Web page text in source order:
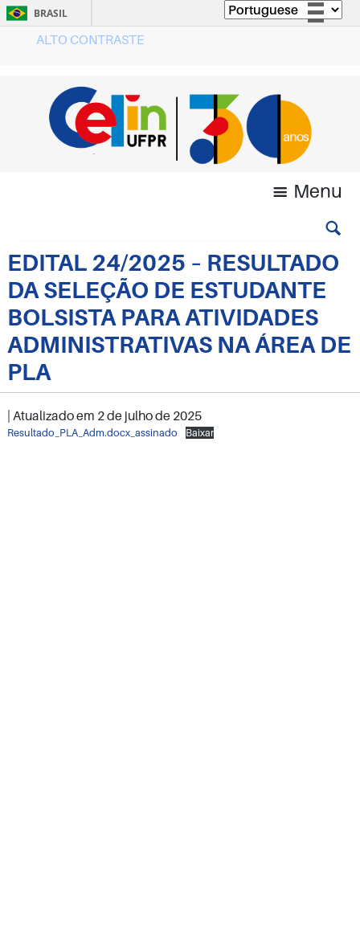
BRASIL
Acesso à informação
Legislação
Canais
ALTO CONTRASTE
Menu
EDITAL 24/2025 – RESULTADO
DA SELEÇÃO DE ESTUDANTE
BOLSISTA PARA ATIVIDADES
ADMINISTRATIVAS NA ÁREA DE
PLA
| Atualizado em 2 de julho de 2025
Resultado_PLA_Adm.docx_assinado Baixar